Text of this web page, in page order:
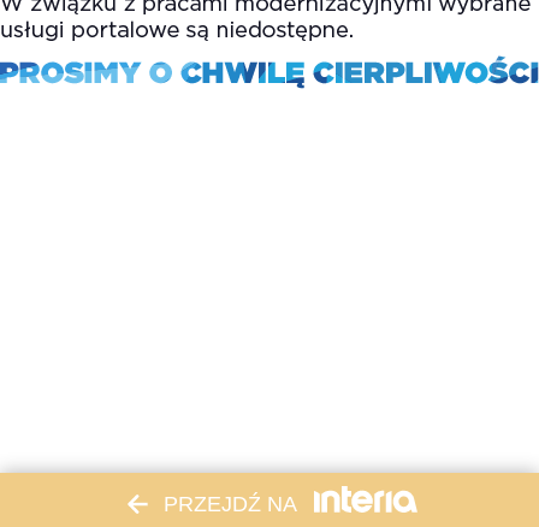
PRZEJDŹ NA